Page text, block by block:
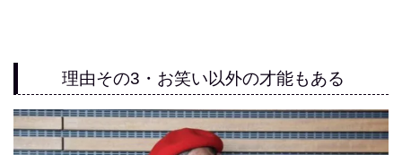
理由その3・お笑い以外の才能もある